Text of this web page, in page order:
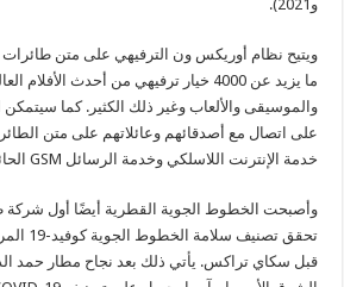
و2021).
ويتيح نظام أوريكس ون الترفيهي على متن
ما يزيد عن 4000 خيار ترفيهي من أحدث
والموسيقى والألعاب وغير ذلك الكثير. كما
على اتصال مع أصدقائهم وعائلاتهم على متن
خدمة الإنترنت اللاسلكي وخدمة الرسائل GSM الحائزة على جوائز عالمية.
وأصبحت الخطوط الجوية القطرية أيضًا أول شركة
قبل سكاي تراكس. يأتي ذلك بعد نجاح مطار حمد